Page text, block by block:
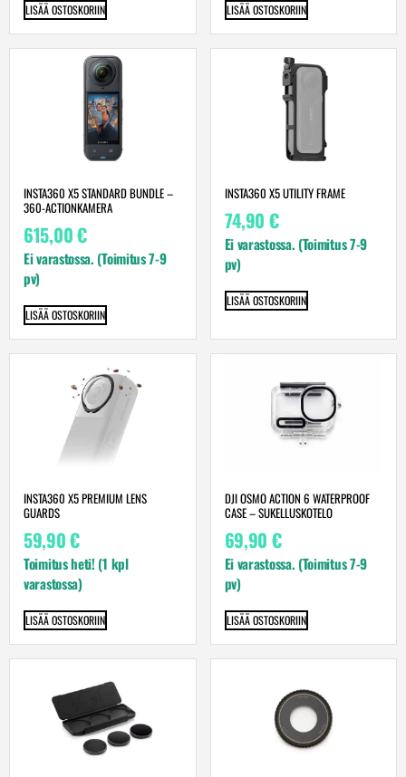
LISÄÄ OSTOSKORIIN LISÄÄ OSTOSKORIIN
INSTA360 X5 STANDARD BUNDLE –
360-ACTIONKAMERA
615,00€
Ei varastossa. (Toimitus 7-9
pv)
LISÄÄ OSTOSKORIIN
INSTA360 X5 UTILITY FRAME
74,90 €
Ei varastossa. (Toimitus 7-9
pv)
LISÄÄ OSTOSKORIIN
INSTA360 X5 PREMIUM LENS
GUARDS
59,90€
Toimitus heti! (1 kpl
varastossa)
LISÄÄ OSTOSKORIIN
DJI OSMO ACTION 6 WATERPROOF
CASE – SUKELLUSKOTELO
69,90 €
Ei varastossa. (Toimitus 7-9
pv)
LISÄÄ OSTOSKORIIN